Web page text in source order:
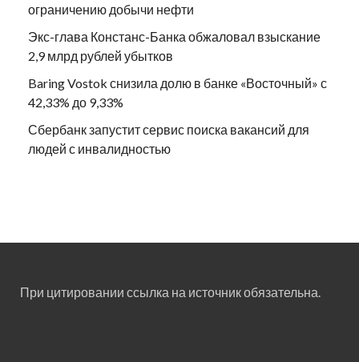
ограничению добычи нефти
Экс-глава Констанс-Банка обжаловал взыскание
2,9 млрд рублей убытков
Baring Vostok снизила долю в банке «Восточный» с
42,33% до 9,33%
Сбербанк запустит сервис поиска вакансий для
людей с инвалидностью
При цитировании ссылка на источник обязательна.